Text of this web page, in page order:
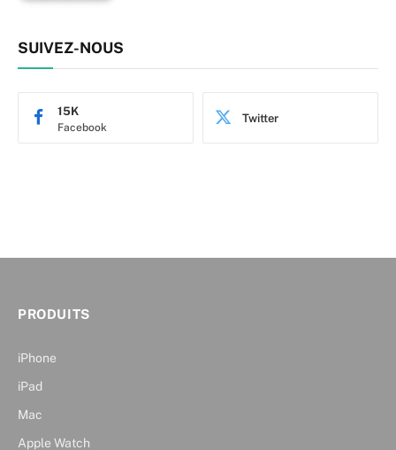
SUIVEZ-NOUS
Facebook
15K Twitter
PRODUITS
iPhone
iPad
Mac
Apple Watch